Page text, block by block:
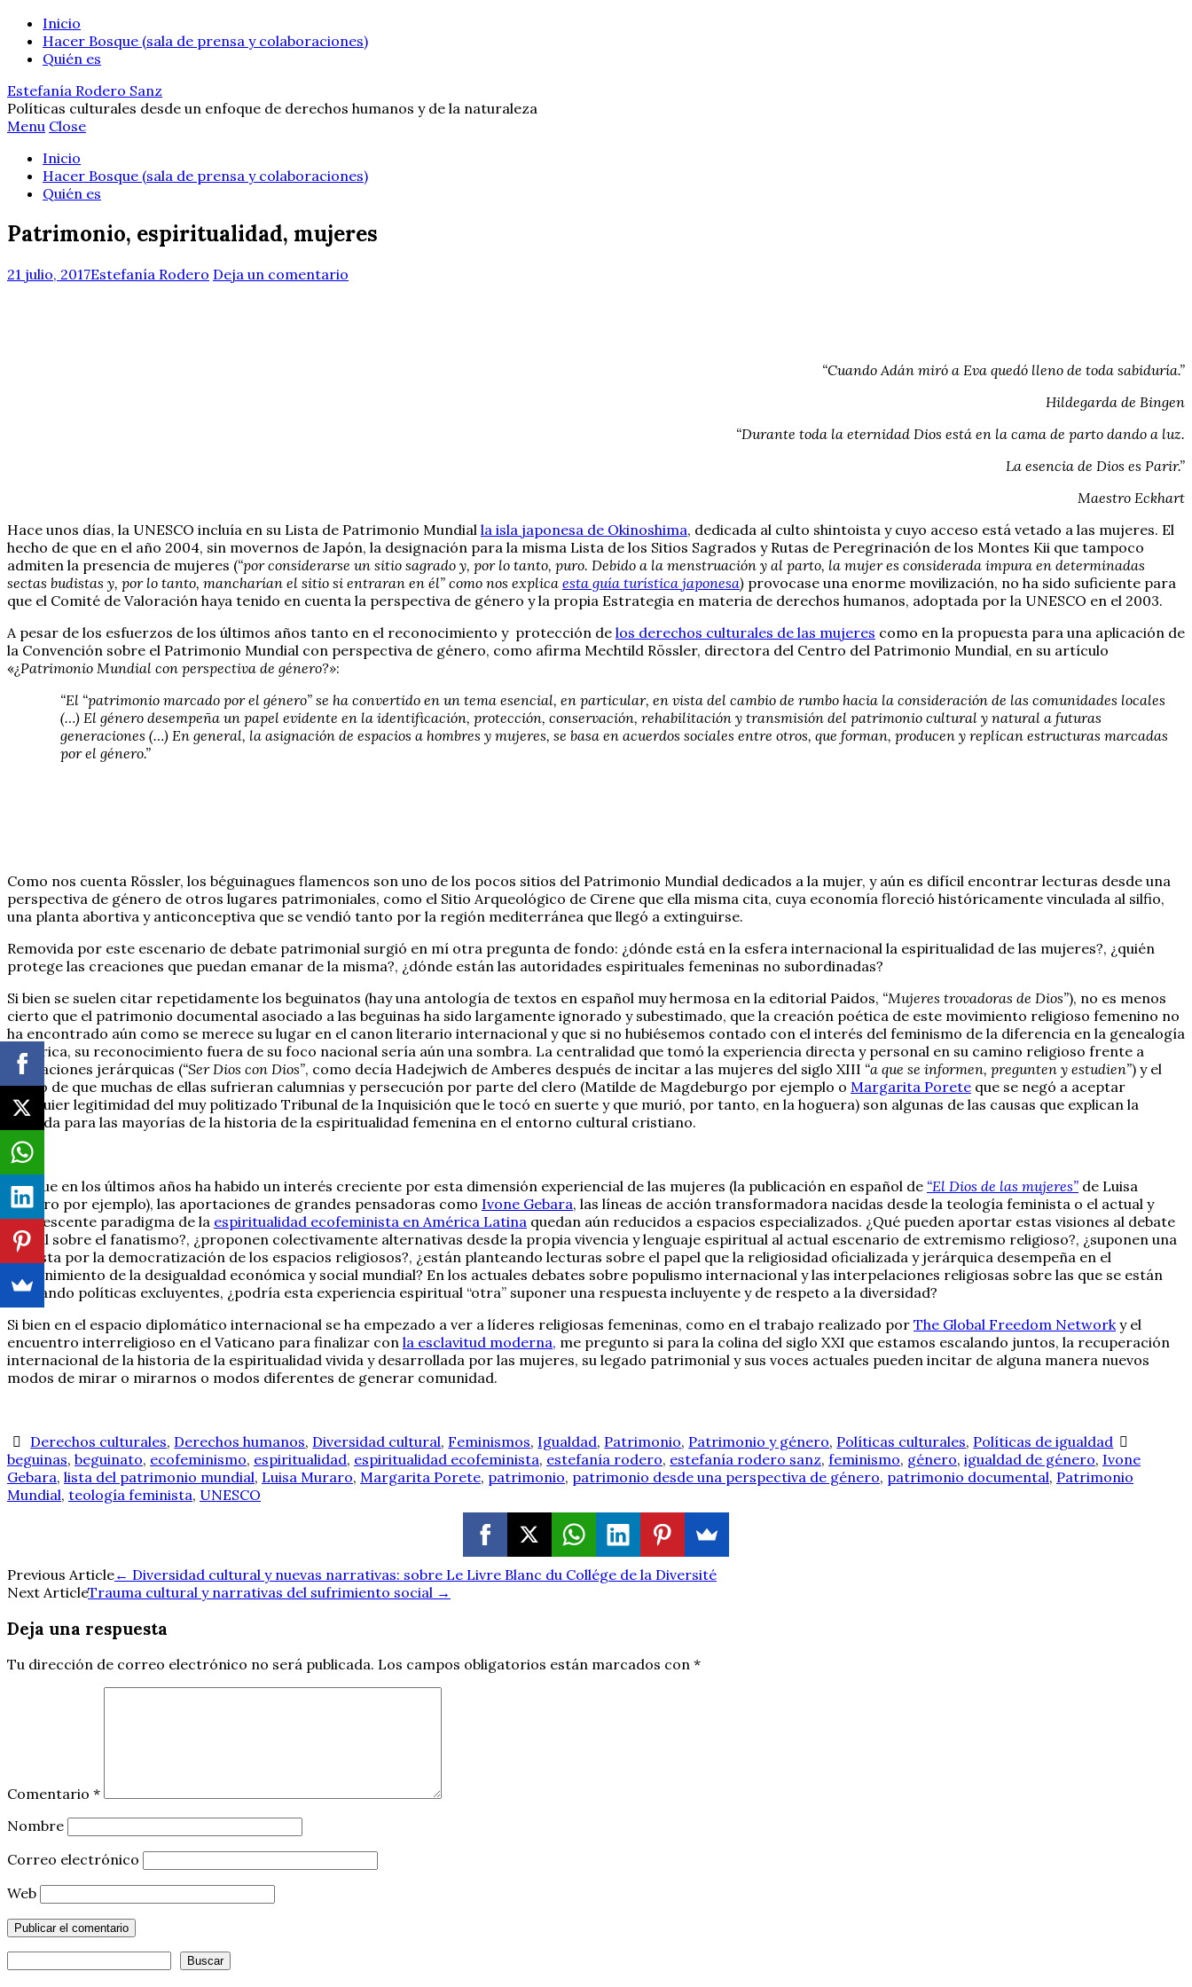
Inicio
Hacer Bosque (sala de prensa y colaboraciones)
Quién es
Estefanía Rodero Sanz
Políticas culturales desde un enfoque de derechos humanos y de la naturaleza
Menu Close
Inicio
Hacer Bosque (sala de prensa y colaboraciones)
Quién es
Patrimonio, espiritualidad, mujeres
21 julio, 2017Estefanía Rodero Deja un comentario
“Cuando Adán miró a Eva quedó lleno de toda sabiduría.”
Hildegarda de Bingen
“Durante toda la eternidad Dios está en la cama de parto dando a luz.
La esencia de Dios es Parir.”
Maestro Eckhart
Hace unos días, la UNESCO incluía en su Lista de Patrimonio Mundial la isla japonesa de Okinoshima, dedicada al culto shintoista y cuyo acceso está vetado a las mujeres. El
hecho de que en el año 2004, sin movernos de Japón, la designación para la misma Lista de los Sitios Sagrados y Rutas de Peregrinación de los Montes Kii que tampoco
admiten la presencia de mujeres (“por considerarse un sitio sagrado y, por lo tanto, puro. Debido a la menstruación y al parto, la mujer es considerada impura en determinadas
sectas budistas y, por lo tanto, mancharían el sitio si entraran en él” como nos explica esta guía turística japonesa) provocase una enorme movilización, no ha sido suficiente para
que el Comité de Valoración haya tenido en cuenta la perspectiva de género y la propia Estrategia en materia de derechos humanos, adoptada por la UNESCO en el 2003.
A pesar de los esfuerzos de los últimos años tanto en el reconocimiento y protección de los derechos culturales de las mujeres como en la propuesta para una aplicación de
la Convención sobre el Patrimonio Mundial con perspectiva de género, como afirma Mechtild Rössler, directora del Centro del Patrimonio Mundial, en su artículo
«¿Patrimonio Mundial con perspectiva de género?»:
“El “patrimonio marcado por el género” se ha convertido en un tema esencial, en particular, en vista del cambio de rumbo hacia la consideración de las comunidades locales
(…) El género desempeña un papel evidente en la identificación, protección, conservación, rehabilitación y transmisión del patrimonio cultural y natural a futuras
generaciones (…) En general, la asignación de espacios a hombres y mujeres, se basa en acuerdos sociales entre otros, que forman, producen y replican estructuras marcadas
por el género.”
Como nos cuenta Rössler, los béguinagues flamencos son uno de los pocos sitios del Patrimonio Mundial dedicados a la mujer, y aún es difícil encontrar lecturas desde una
perspectiva de género de otros lugares patrimoniales, como el Sitio Arqueológico de Cirene que ella misma cita, cuya economía floreció históricamente vinculada al silfio,
una planta abortiva y anticonceptiva que se vendió tanto por la región mediterránea que llegó a extinguirse.
Removida por este escenario de debate patrimonial surgió en mí otra pregunta de fondo: ¿dónde está en la esfera internacional la espiritualidad de las mujeres?, ¿quién
protege las creaciones que puedan emanar de la misma?, ¿dónde están las autoridades espirituales femeninas no subordinadas?
Si bien se suelen citar repetidamente los beguinatos (hay una antología de textos en español muy hermosa en la editorial Paidos, “Mujeres trovadoras de Dios”), no es menos
cierto que el patrimonio documental asociado a las beguinas ha sido largamente ignorado y subestimado, que la creación poética de este movimiento religioso femenino no
ha encontrado aún como se merece su lugar en el canon literario internacional y que si no hubiésemos contado con el interés del feminismo de la diferencia en la genealogía
histórica, su reconocimiento fuera de su foco nacional sería aún una sombra. La centralidad que tomó la experiencia directa y personal en su camino religioso frente a
mediaciones jerárquicas (“Ser Dios con Dios”, como decía Hadejwich de Amberes después de incitar a las mujeres del siglo XIII “a que se informen, pregunten y estudien”) y el
hecho de que muchas de ellas sufrieran calumnias y persecución por parte del clero (Matilde de Magdeburgo por ejemplo o Margarita Porete que se negó a aceptar
cualquier legitimidad del muy politizado Tribunal de la Inquisición que le tocó en suerte y que murió, por tanto, en la hoguera) son algunas de las causas que explican la
pérdida para las mayorías de la historia de la espiritualidad femenina en el entorno cultural cristiano.
Aunque en los últimos años ha habido un interés creciente por esta dimensión experiencial de las mujeres (la publicación en español de “El Dios de las mujeres” de Luisa
Muraro por ejemplo), las aportaciones de grandes pensadoras como Ivone Gebara, las líneas de acción transformadora nacidas desde la teología feminista o el actual y
efervescente paradigma de la espiritualidad ecofeminista en América Latina quedan aún reducidos a espacios especializados. ¿Qué pueden aportar estas visiones al debate
actual sobre el fanatismo?, ¿proponen colectivamente alternativas desde la propia vivencia y lenguaje espiritual al actual escenario de extremismo religioso?, ¿suponen una
apuesta por la democratización de los espacios religiosos?, ¿están planteando lecturas sobre el papel que la religiosidad oficializada y jerárquica desempeña en el
sostenimiento de la desigualdad económica y social mundial? En los actuales debates sobre populismo internacional y las interpelaciones religiosas sobre las que se están
apoyando políticas excluyentes, ¿podría esta experiencia espiritual “otra” suponer una respuesta incluyente y de respeto a la diversidad?
Si bien en el espacio diplomático internacional se ha empezado a ver a líderes religiosas femeninas, como en el trabajo realizado por The Global Freedom Network y el
encuentro interreligioso en el Vaticano para finalizar con la esclavitud moderna, me pregunto si para la colina del siglo XXI que estamos escalando juntos, la recuperación
internacional de la historia de la espiritualidad vivida y desarrollada por las mujeres, su legado patrimonial y sus voces actuales pueden incitar de alguna manera nuevos
modos de mirar o mirarnos o modos diferentes de generar comunidad.
Derechos culturales, Derechos humanos, Diversidad cultural, Feminismos, Igualdad, Patrimonio, Patrimonio y género, Políticas culturales, Políticas de igualdad
beguinas, beguinato, ecofeminismo, espiritualidad, espiritualidad ecofeminista, estefanía rodero, estefanía rodero sanz, feminismo, género, igualdad de género, Ivone
Gebara, lista del patrimonio mundial, Luisa Muraro, Margarita Porete, patrimonio, patrimonio desde una perspectiva de género, patrimonio documental, Patrimonio
Mundial, teología feminista, UNESCO
Navegación
de
entradas
Previous Article← Diversidad cultural y nuevas narrativas: sobre Le Livre Blanc du Collége de la Diversité
Next ArticleTrauma cultural y narrativas del sufrimiento social →
Deja una respuesta
Tu dirección de correo electrónico no será publicada. Los campos obligatorios están marcados con *
Comentario *
Nombre
Correo electrónico
Web
Buscar